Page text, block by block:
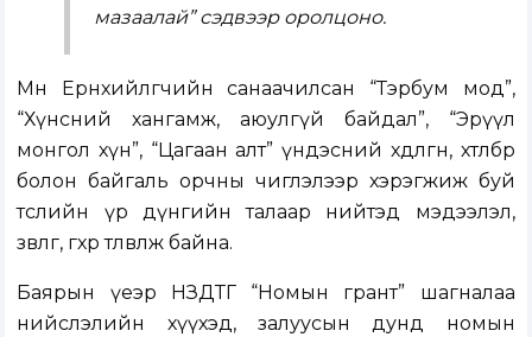
мазаалай” сэдвээр оролцоно.
Мөн Ерөнхийлөгчийн санаачилсан “Тэрбум мод”,
“Хүнсний хангамж, аюулгүй байдал”, “Эрүүл
монгол хүн”, “Цагаан алт” үндэсний хөдөлгөөн, хөтөлбөр
болон байгаль орчны чиглэлээр хэрэгжиж буй
төслийн үр дүнгийн талаар нийтэд мэдээлэл,
зөвлөгөө, өгөхөөр төлөвлөж байна.
Баярын үеэр НЗДТГ “Номын грант” шагналаа
нийслэлийн хүүхэд, залуусын дунд номын